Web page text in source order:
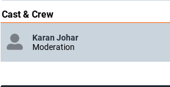
Cast & Crew
Karan Johar
Moderation